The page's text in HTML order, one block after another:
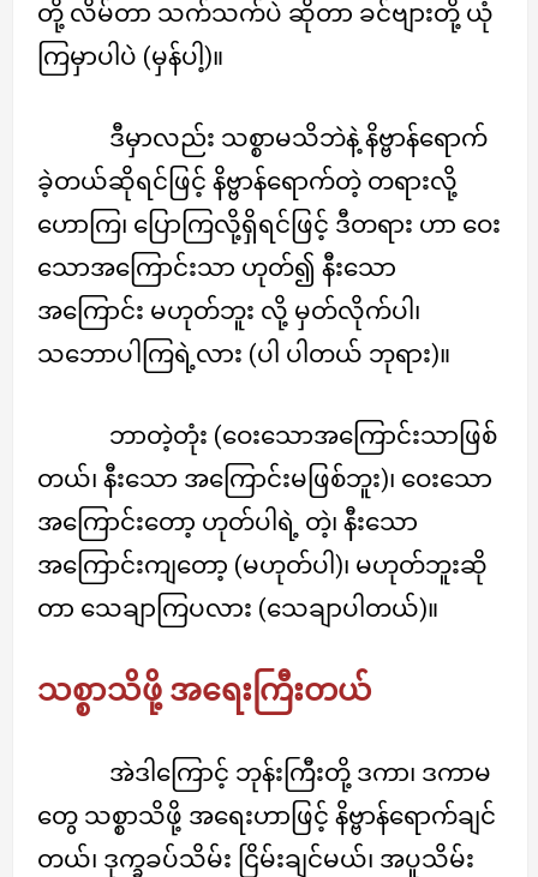
တို့ လိမ်တာ သက်သက်ပဲ ဆိုတာ ခင်ဗျားတို့ ယုံ
ကြမှာပါပဲ (မှန်ပါ့)။
ဒီမှာလည်း သစ္စာမသိဘဲနဲ့ နိဗ္ဗာန်ရောက်
ခဲ့တယ်ဆိုရင်ဖြင့် နိဗ္ဗာန်ရောက်တဲ့ တရားလို့
ဟောကြ၊ ပြောကြလို့ရှိရင်ဖြင့် ဒီတရား ဟာ ဝေး
သောအကြောင်းသာ ဟုတ်၍ နီးသော
အကြောင်း မဟုတ်ဘူး လို့ မှတ်လိုက်ပါ၊
သဘောပါကြရဲ့လား (ပါ ပါတယ် ဘုရား)။
ဘာတဲ့တုံး (ဝေးသောအကြောင်းသာဖြစ်
တယ်၊ နီးသော အကြောင်းမဖြစ်ဘူး)၊ ဝေးသော
အကြောင်းတော့ ဟုတ်ပါရဲ့ တဲ့၊ နီးသော
အကြောင်းကျတော့ (မဟုတ်ပါ)၊ မဟုတ်ဘူးဆို
တာ သေချာကြပလား (သေချာပါတယ်)။
သစ္စာသိဖို့ အရေးကြီးတယ်
အဲဒါကြောင့် ဘုန်းကြီးတို့ ဒကာ၊ ဒကာမ
တွေ သစ္စာသိဖို့ အရေးဟာဖြင့် နိဗ္ဗာန်ရောက်ချင်
တယ်၊ ဒုက္ခခပ်သိမ်း ငြိမ်းချင်မယ်၊ အပူသိမ်း